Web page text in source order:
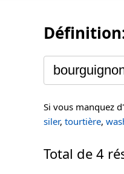
Si vous manquez
siler, tourtière,
Total de 4